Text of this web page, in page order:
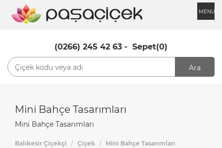
MENU
(0266) 245 42 63 - Sepet(0)
Ara
Mini Bahçe Tasarımları
Mini Bahçe Tasarımları
Balıkesir Çiçekçi Çiçek Mini Bahçe Tasarımları